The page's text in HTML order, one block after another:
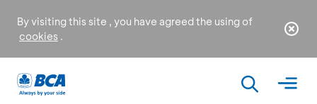
By visiting this site , you have agreed the using of
cookies .